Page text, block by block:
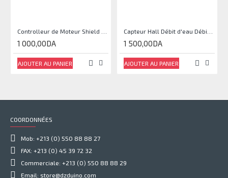
1 000,00DA
AJOUTER AU PANIER
1 500,00DA
AJOUTER AU PANIER
COORDONNÉES
Mob: +213 (0) 550 88 88 27
FAX: +213 (0) 45 39 72 32
Commerciale: +213 (0) 550 88 88 29
Email: store@dzduino.com